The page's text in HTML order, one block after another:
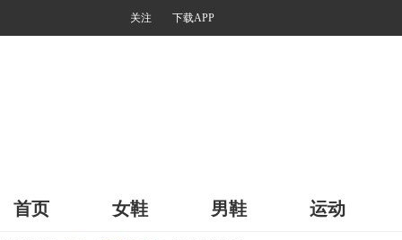
关注 下载APP
首页 女鞋 男鞋 运动